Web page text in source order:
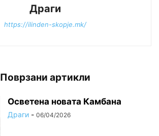
Драги
https://ilinden-skopje.mk/
Поврзани артикли
Осветена новата Камбана
Драги - 06/04/2026